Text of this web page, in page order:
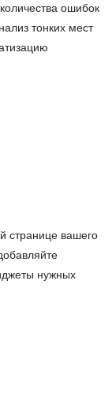
ошибок
тонких мест
странице вашего
нужных